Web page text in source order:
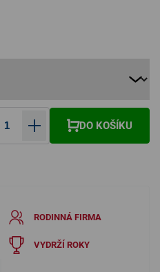
DO KOŠÍKU
RODINNÁ FIRMA
VYDRŽÍ ROKY